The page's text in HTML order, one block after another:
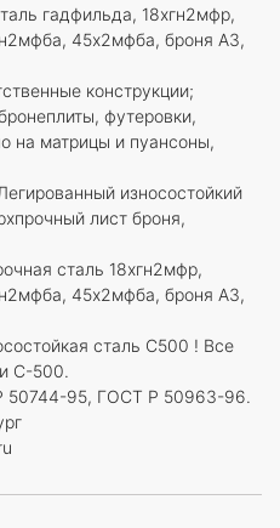
гадфильда, 18хгн2мфр,
45х2мфба, броня А3,
конструкции;
футеровки,
на матрицы и пуансоны,
износостойкий
лист броня,
сталь 18хгн2мфр,
45х2мфба, броня А3,
сталь С500 ! Все
С-500.
50744-95, ГОСТ Р 50963-96.